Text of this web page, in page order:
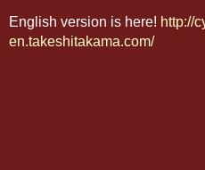
English version is here! http://
en.takeshitakama.com/